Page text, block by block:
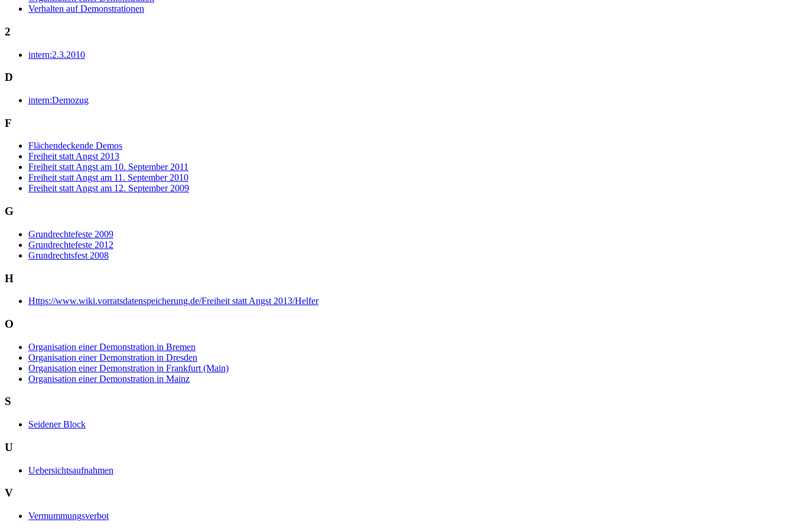
Verhalten auf Demonstrationen
2
intern:2.3.2010
D
intern:Demozug
F
Flächendeckende Demos
Freiheit statt Angst 2013
Freiheit statt Angst am 10. September 2011
Freiheit statt Angst am 11. September 2010
Freiheit statt Angst am 12. September 2009
G
Grundrechtefeste 2009
Grundrechtefeste 2012
Grundrechtsfest 2008
H
Https://www.wiki.vorratsdatenspeicherung.de/Freiheit statt Angst 2013/Helfer
O
Organisation einer Demonstration in Bremen
Organisation einer Demonstration in Dresden
Organisation einer Demonstration in Frankfurt (Main)
Organisation einer Demonstration in Mainz
S
Seidener Block
U
Uebersichtsaufnahmen
V
Vermummungsverbot